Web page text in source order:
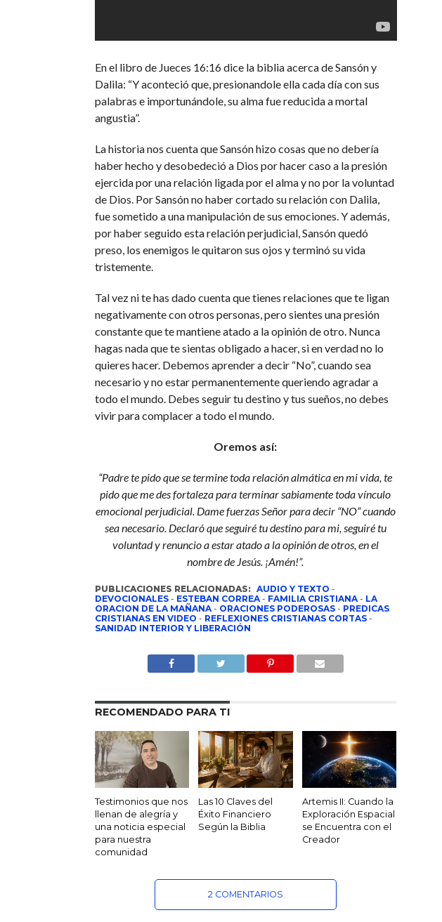
En el libro de Jueces 16:16 dice la biblia acerca de Sansón y
Dalila: “Y aconteció que, presionandole ella cada día con sus
palabras e importunándole, su alma fue reducida a mortal
angustia”.
La historia nos cuenta que Sansón hizo cosas que no debería
haber hecho y desobedeció a Dios por hacer caso a la presión
ejercida por una relación ligada por el alma y no por la voluntad
de Dios. Por Sansón no haber cortado su relación con Dalila,
fue sometido a una manipulación de sus emociones. Y además,
por haber seguido esta relación perjudicial, Sansón quedó
preso, los enemigos le quitaron sus ojos y terminó su vida
tristemente.
Tal vez ni te has dado cuenta que tienes relaciones que te ligan
negativamente con otros personas, pero sientes una presión
constante que te mantiene atado a la opinión de otro. Nunca
hagas nada que te sientas obligado a hacer, si en verdad no lo
quieres hacer. Debemos aprender a decir “No”, cuando sea
necesario y no estar permanentemente queriendo agradar a
todo el mundo. Debes seguir tu destino y tus sueños, no debes
vivir para complacer a todo el mundo.
Oremos así:
“Padre te pido que se termine toda relación almática en mi vida, te
pido que me des fortaleza para terminar sabiamente toda vínculo
emocional perjudicial. Dame fuerzas Señor para decir “NO” cuando
sea necesario. Declaró que seguiré tu destino para mi, seguiré tu
voluntad y renuncio a estar atado a la opinión de otros, en el
nombre de Jesús. ¡Amén!”.
PUBLICACIONES RELACIONADAS: AUDIO Y TEXTO -
DEVOCIONALES- ESTEBAN CORREA- FAMILIA CRISTIANA- LA
ORACION DE LA MAÑANA- ORACIONES PODEROSAS- PREDICAS
CRISTIANAS EN VIDEO - REFLEXIONES CRISTIANAS CORTAS-
SANIDAD INTERIOR Y LIBERACIÓN
RECOMENDADO PARA TI
Testimonios que nos
llenan de alegría y
una noticia especial
para nuestra
comunidad
Las 10 Claves del
Éxito Financiero
Según la Biblia
Artemis II: Cuando la
Exploración Espacial
se Encuentra con el
Creador
2 COMENTARIOS